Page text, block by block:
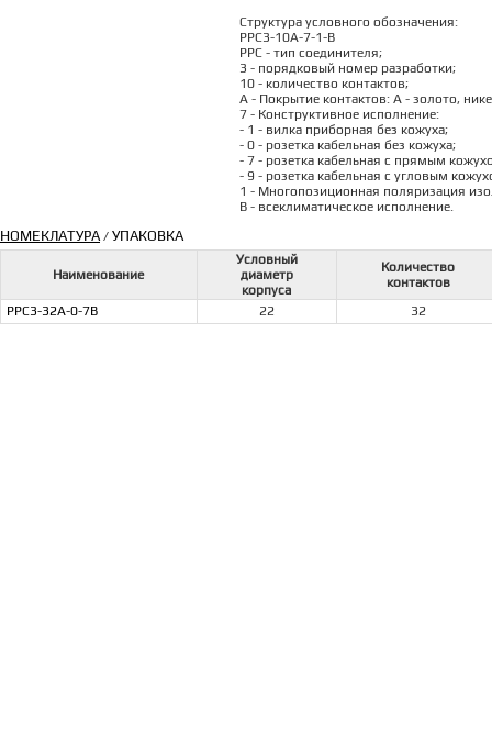
Структура условного обозначения:
РРС3-10А-7-1-В
РРС - тип соединителя;
3 - порядковый номер разработки;
10 - количество контактов;
А - Покрытие контактов: А - золото,
7 - Конструктивное исполнение:
- 1 - вилка приборная без кожуха;
- 0 - розетка кабельная без кожуха;
- 7 - розетка кабельная с прямым
- 9 - розетка кабельная с угловым
1 - Многопозиционная поляризация
В - всеклиматическое исполнение.
НОМЕКЛАТУРА/ УПАКОВКА
Наименование
Условный
диаметр
корпуса
Количество
контактов
РРС3-32А-0-7В
22 32